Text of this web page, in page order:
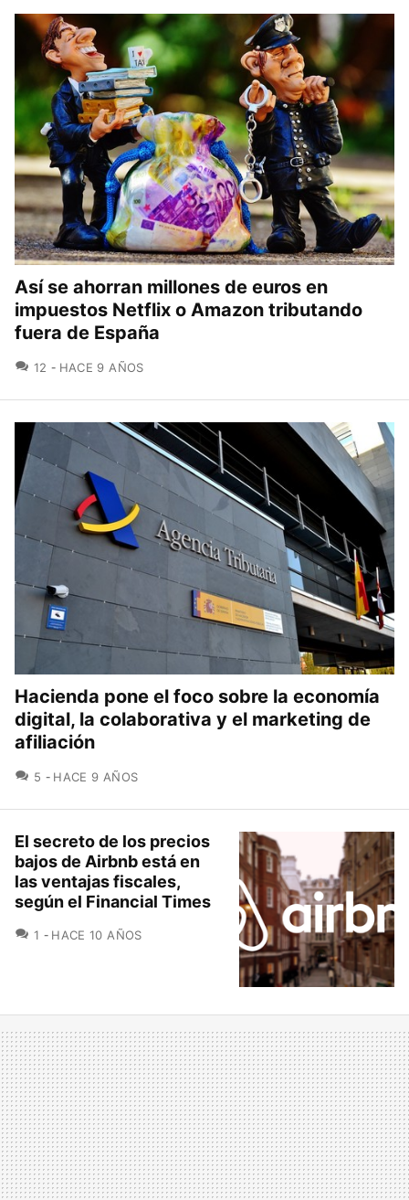
Así se ahorran millones de euros en
impuestos Netflix o Amazon tributando
fuera de España
12 COMENTARIOS
HACE 9 AÑOS
Hacienda pone el foco sobre la economía
digital, la colaborativa y el marketing de
afiliación
5 COMENTARIOS
HACE 9 AÑOS
El secreto de los precios
bajos de Airbnb está en
las ventajas fiscales,
según el Financial Times
1 COMENTARIOS
HACE 10 AÑOS